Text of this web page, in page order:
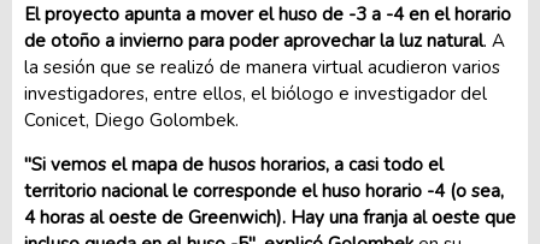
El proyecto apunta a mover el huso de -3 a -4 en el horario
de otoño a invierno para poder aprovechar la luz natural. A
la sesión que se realizó de manera virtual acudieron varios
investigadores, entre ellos, el biólogo e investigador del
Conicet, Diego Golombek.
"Si vemos el mapa de husos horarios, a casi todo el
territorio nacional le corresponde el huso horario -4 (o sea,
4 horas al oeste de Greenwich). Hay una franja al oeste que